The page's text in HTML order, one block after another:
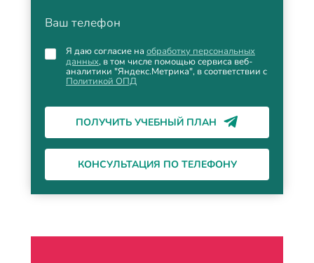
Ваш телефон
Я даю согласие на обработку персональных
данных, в том числе помощью сервиса веб-
аналитики "Яндекс.Метрика", в соответствии с
Политикой ОПД
ПОЛУЧИТЬ УЧЕБНЫЙ ПЛАН
КОНСУЛЬТАЦИЯ ПО ТЕЛЕФОНУ